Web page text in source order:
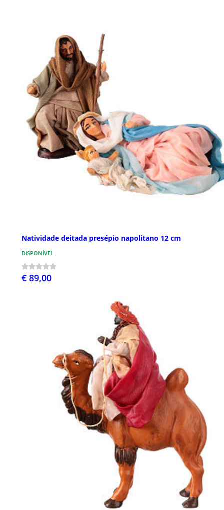
Natividade deitada presépio napolitano 12 cm
DISPONÍVEL
€ 89,00